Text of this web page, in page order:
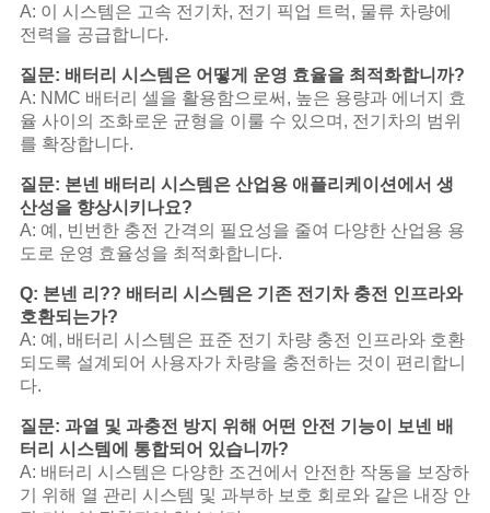
A: 이 시스템은 고속 전기차, 전기 픽업 트럭, 물류 차량에
전력을 공급합니다.
질문: 배터리 시스템은 어떻게 운영 효율을 최적화합니까?
A: NMC 배터리 셀을 활용함으로써, 높은 용량과 에너지 효
율 사이의 조화로운 균형을 이룰 수 있으며, 전기차의 범위
를 확장합니다.
질문: 본넨 배터리 시스템은 산업용 애플리케이션에서 생
산성을 향상시키나요?
A: 예, 빈번한 충전 간격의 필요성을 줄여 다양한 산업용 용
도로 운영 효율성을 최적화합니다.
Q: 본넨 리?? 배터리 시스템은 기존 전기차 충전 인프라와
호환되는가?
A: 예, 배터리 시스템은 표준 전기 차량 충전 인프라와 호환
되도록 설계되어 사용자가 차량을 충전하는 것이 편리합니
다.
질문: 과열 및 과충전 방지 위해 어떤 안전 기능이 보넨 배
터리 시스템에 통합되어 있습니까?
A: 배터리 시스템은 다양한 조건에서 안전한 작동을 보장하
기 위해 열 관리 시스템 및 과부하 보호 회로와 같은 내장 안